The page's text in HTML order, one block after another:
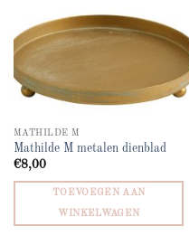
MATHILDE M
Mathilde M metalen dienblad
€8,00
TOEVOEGEN AAN
WINKELWAGEN